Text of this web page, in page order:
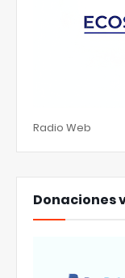
Radio Web
Donaciones